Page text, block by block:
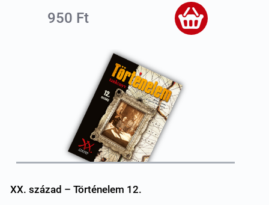
950 Ft
XX. század – Történelem 12.